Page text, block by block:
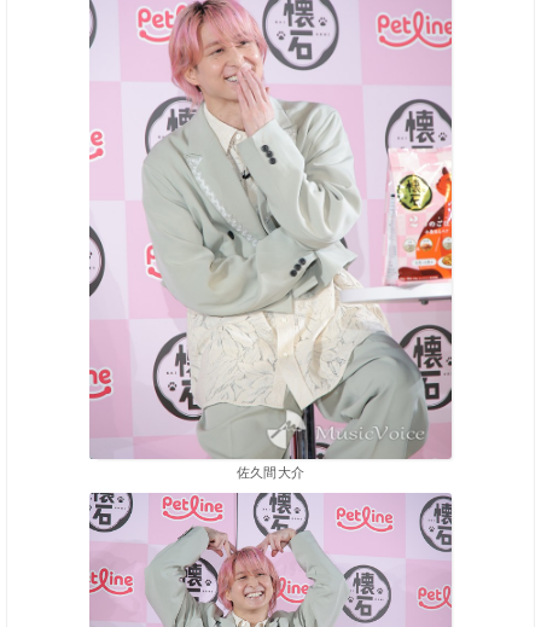
佐久間大介